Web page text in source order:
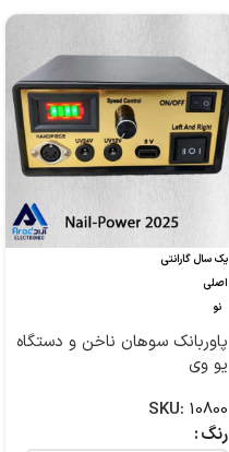
یک سال گارانتی
اصلی
نو
پاوربانک سوهان ناخن و دستگاه
یو وی
SKU: 10800
رنگ